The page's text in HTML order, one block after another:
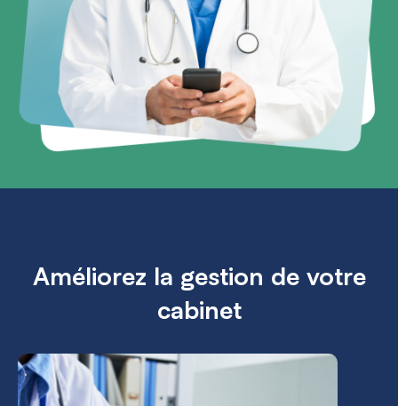
Améliorez la gestion de votre
cabinet